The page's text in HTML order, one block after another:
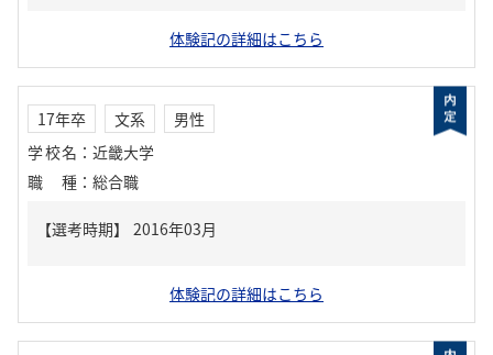
体験記の詳細はこちら
17年卒 文系
男性
学校名 ： 近畿大学
職種 ： 総合職
体験記の詳細はこちら